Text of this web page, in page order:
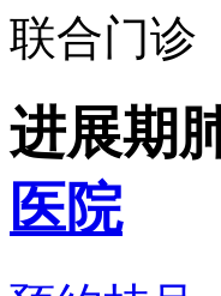
联合门诊
进展期
医院